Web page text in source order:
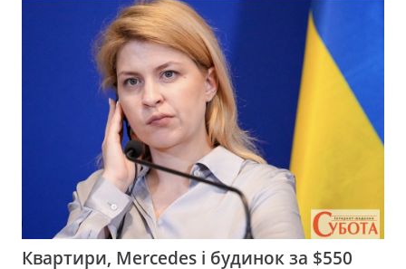
Квартири, Mercedes і будинок за $550